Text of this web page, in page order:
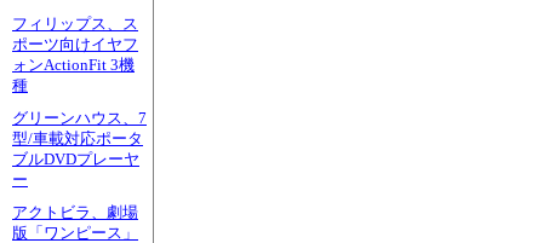
フィリップス、ス
ポーツ向けイヤフ
ォンActionFit 3機
種
グリーンハウス、7
型/車載対応ポータ
ブルDVDプレーヤ
ー
アクトビラ、劇場
版「ワンピース」